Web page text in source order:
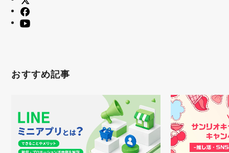
おすすめ記事